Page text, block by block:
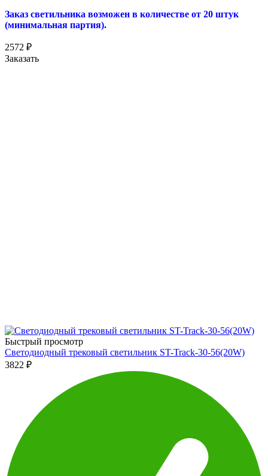
Заказ светильника возможен в количестве от 20 штук
(минимальная партия).
2572 ₽
Заказать
Быстрый просмотр
Светодиодный трековый светильник ST-Track-30-56(20W)
3822 ₽